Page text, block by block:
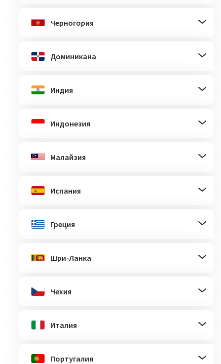
Черногория
Доминикана
Индия
Индонезия
Малайзия
Испания
Греция
Шри-Ланка
Чехия
Италия
Португалия